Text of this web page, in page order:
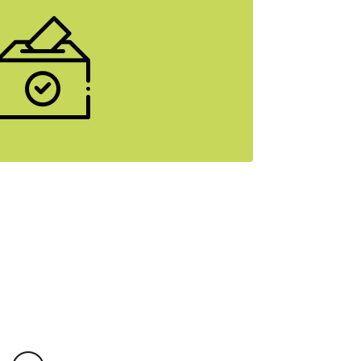
den Namen? Hier geht’s zu den
unserer SpitzenkandidatInnen.